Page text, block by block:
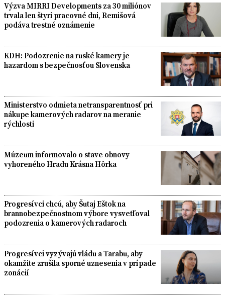
Výzva MIRRI Developments za 30 miliónov
trvala len štyri pracovné dni, Remišová
podáva trestné oznámenie
KDH: Podozrenie na ruské kamery je
hazardom s bezpečnosťou Slovenska
Ministerstvo odmieta netransparentnosť pri
nákupe kamerových radarov na meranie
rýchlosti
Múzeum informovalo o stave obnovy
vyhoreného Hradu Krásna Hôrka
Progresívci chcú, aby Šutaj Eštok na
brannobezpečnostnom výbore vysvetľoval
podozrenia o kamerových radaroch
Progresívci vyzývajú vládu a Tarabu, aby
okamžite zrušila sporné uznesenia v prípade
zonácií